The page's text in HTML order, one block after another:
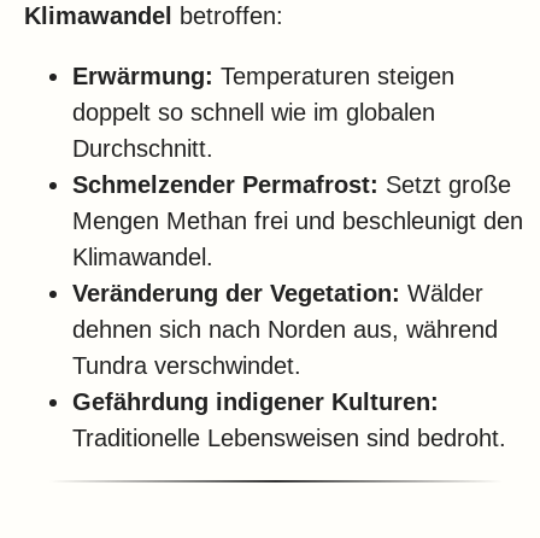
Klimawandel betroffen:
Erwärmung: Temperaturen steigen
doppelt so schnell wie im globalen
Durchschnitt.
Schmelzender Permafrost: Setzt große
Mengen Methan frei und beschleunigt den
Klimawandel.
Veränderung der Vegetation: Wälder
dehnen sich nach Norden aus, während
Tundra verschwindet.
Gefährdung indigener Kulturen:
Traditionelle Lebensweisen sind bedroht.